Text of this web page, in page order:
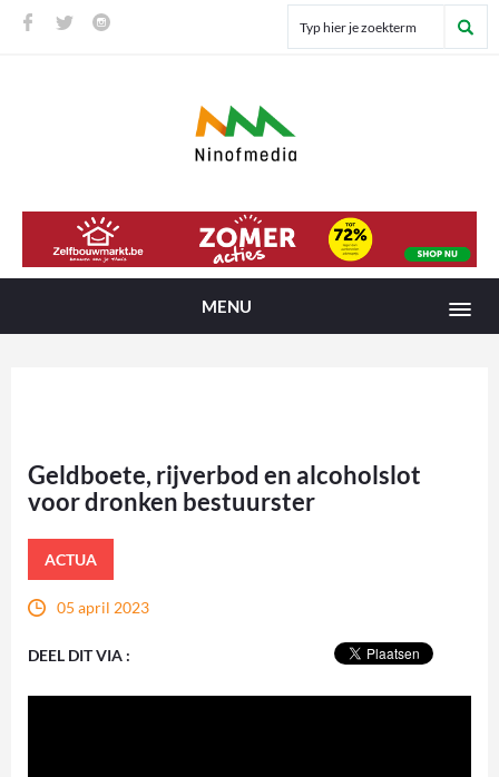
MENU
Geldboete, rijverbod en alcoholslot
voor dronken bestuurster
ACTUA
05 april 2023
DEEL DIT VIA :